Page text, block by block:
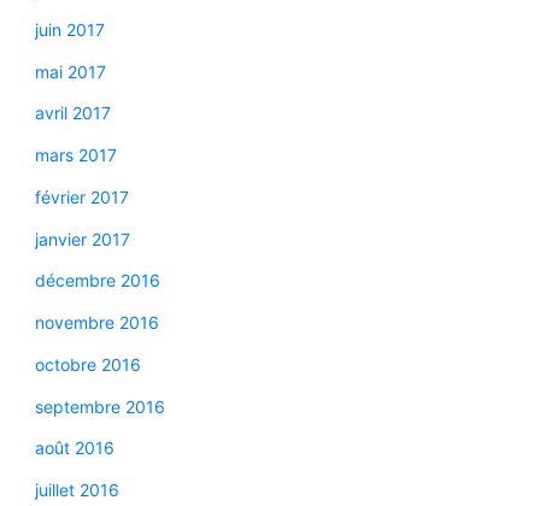
juin 2017
mai 2017
avril 2017
mars 2017
février 2017
janvier 2017
décembre 2016
novembre 2016
octobre 2016
septembre 2016
août 2016
juillet 2016